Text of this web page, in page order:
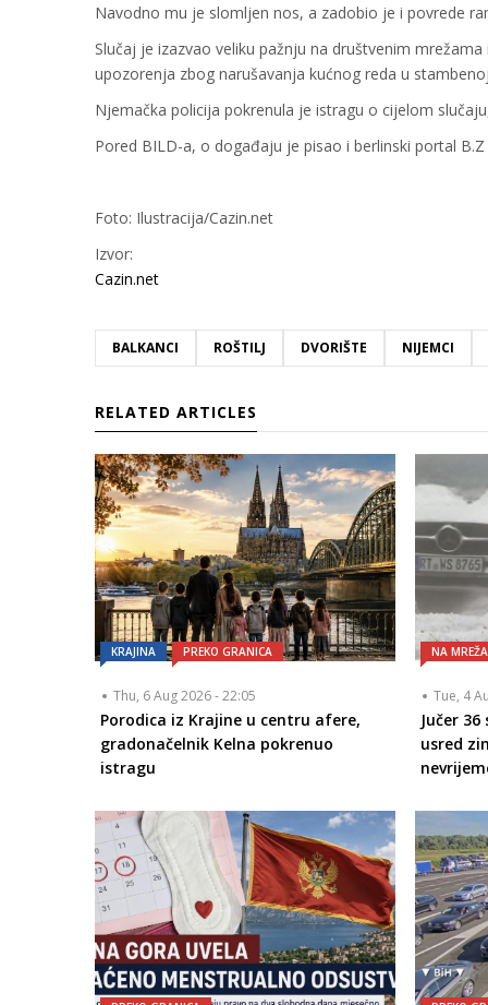
Navodno mu je slomljen nos, a zadobio je i povrede
Slučaj je izazvao veliku pažnju na društvenim
upozorenja zbog narušavanja kućnog reda u
Njemačka policija pokrenula je istragu o cijelom
Pored BILD-a, o događaju je pisao i berlinski portal
Foto: Ilustracija/Cazin.net
Izvor:
Cazin.net
BALKANCI ROŠTILJ DVORIŠTE NIJEMCI
RELATED ARTICLES
KRAJINA PREKO GRANICA
Thu, 6 Aug 2026 - 22:05
Porodica iz Krajine u centru afere,
gradonačelnik Kelna pokrenuo
istragu
NA
Tue, 4
Jučer
usred